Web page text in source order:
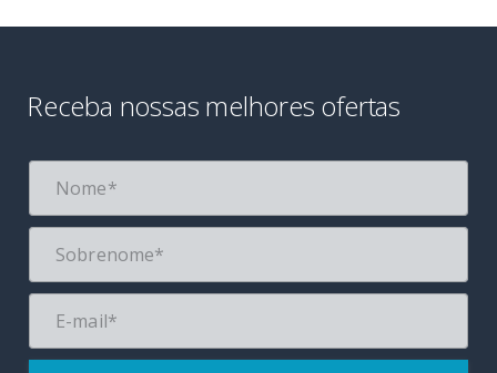
Receba nossas melhores ofertas